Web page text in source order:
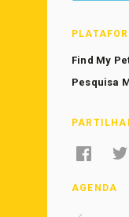
Find My
Pesquisa
AGENDA